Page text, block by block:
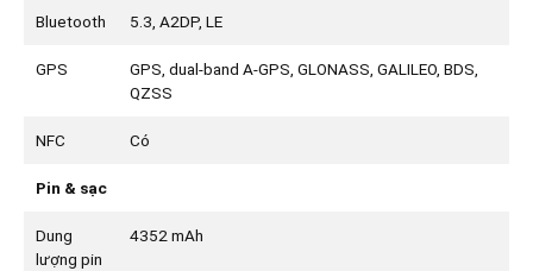
Bluetooth 5.3, A2DP, LE
GPS
GPS, dual-band A-GPS, GLONASS, GALILEO, BDS,
QZSS
NFC Có
Pin & sạc
Dung
lượng pin
4352 mAh